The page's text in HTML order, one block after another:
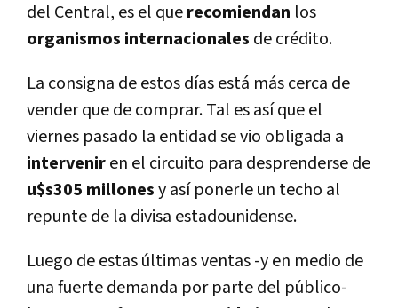
del Central, es el querecomiendan los
organismos internacionales de crédito.
La consigna de estos días está más cerca de
vender que de comprar. Tal es así que el
viernes pasado la entidad se vio obligada a
interveniren el circuito para desprenderse de
u$s305 millonesy así ponerle un techo al
repunte de la divisa estadounidense.
Luego de estas últimas ventas -y en medio de
una fuerte demanda por parte del público-